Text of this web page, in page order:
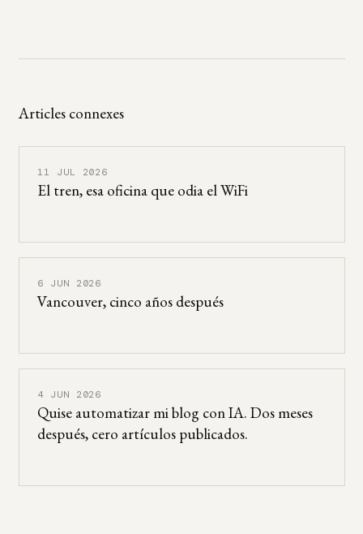
Articles connexes
11 JUL 2026
El tren, esa oficina que odia el WiFi
6 JUN 2026
Vancouver, cinco años después
4 JUN 2026
Quise automatizar mi blog con IA. Dos meses
después, cero artículos publicados.